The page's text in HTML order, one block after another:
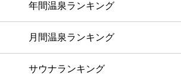
年間温泉ランキング
月間温泉ランキング
サウナランキング